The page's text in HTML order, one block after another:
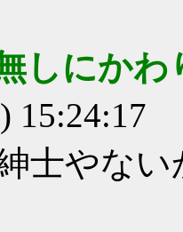
しにか
15:24:17
士やない